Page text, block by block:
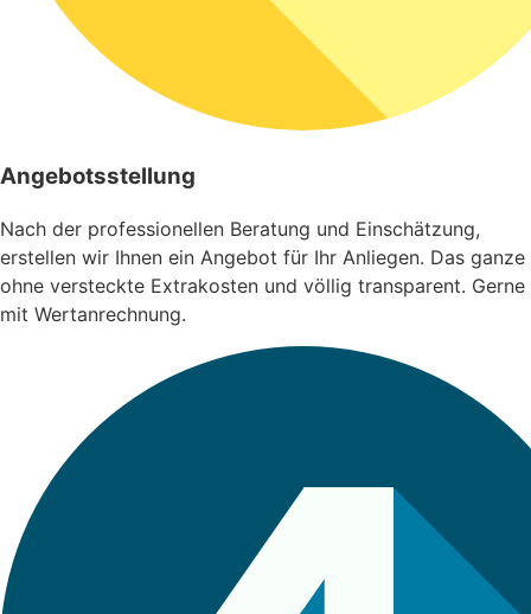
Angebotsstellung
Nach der professionellen Beratung und Einschätzung,
erstellen wir Ihnen ein Angebot für Ihr Anliegen. Das ganze
ohne versteckte Extrakosten und völlig transparent. Gerne
mit Wertanrechnung.